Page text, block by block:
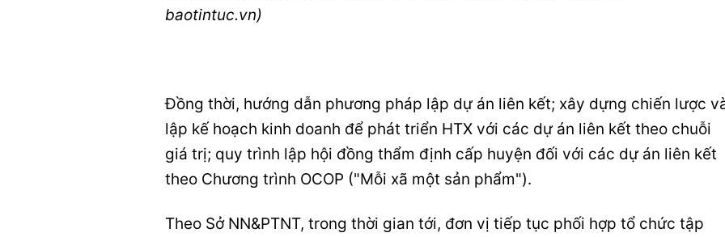
baotintuc.vn)
Đồng thời, hướng dẫn phương pháp lập dự án liên kết; xây dựng chiến lược
lập kế hoạch kinh doanh để phát triển HTX với các dự án liên kết theo chuỗi
giá trị; quy trình lập hội đồng thẩm định cấp huyện đối với các dự án liên kết
theo Chương trình OCOP ("Mỗi xã một sản phẩm").
Theo Sở NN&PTNT, trong thời gian tới, đơn vị tiếp tục phối hợp tổ chức tập